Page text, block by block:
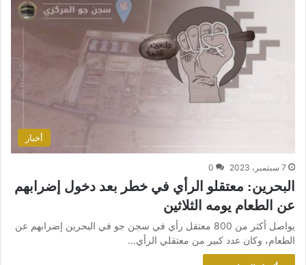
أخبار
7 سبتمبر، 2023 0
البحرين: معتقلو الرأي في خطر بعد دخول إضرابهم
عن الطعام يومه الثلاثين
يواصل أكثر من 800 معتقل رأي في سجن جو في البحرين إضرابهم عن
الطعام، وكان عدد كبير من معتقلي الرأي…